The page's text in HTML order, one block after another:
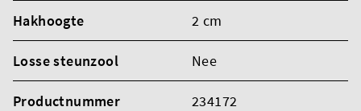
Hakhoogte 2 cm
Losse steunzool Nee
Productnummer 234172